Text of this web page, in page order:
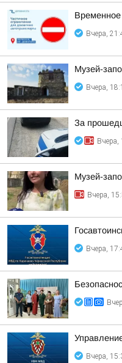
Временное
Вчера,
Музей-
Вчера,
За
Вчера,
Музей-
Вчера,
Вчера,
Вчера,